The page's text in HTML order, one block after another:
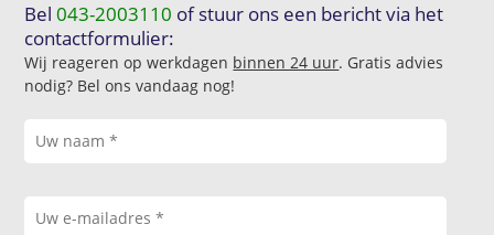
Bel043-2003110 of stuur ons een bericht via het
contactformulier:
Wij reageren op werkdagen binnen 24 uur. Gratis advies
nodig? Bel ons vandaag nog!